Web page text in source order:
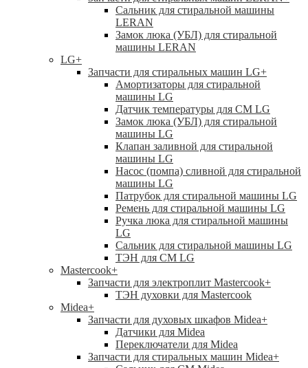
Сальник для стиральной машины
LERAN
Замок люка (УБЛ) для стиральной
машины LERAN
LG+
Запчасти для стиральных машин LG+
Амортизаторы для стиральной
машины LG
Датчик температуры для СМ LG
Замок люка (УБЛ) для стиральной
машины LG
Клапан заливной для стиральной
машины LG
Насос (помпа) сливной для стиральной
машины LG
Патрубок для стиральной машины LG
Ремень для стиральной машины LG
Ручка люка для стиральной машины
LG
Сальник для стиральной машины LG
ТЭН для СМ LG
Mastercook+
Запчасти для электроплит Mastercook+
ТЭН духовки для Mastercook
Midea+
Запчасти для духовых шкафов Midea+
Датчики для Midea
Переключатели для Midea
Запчасти для стиральных машин Midea+